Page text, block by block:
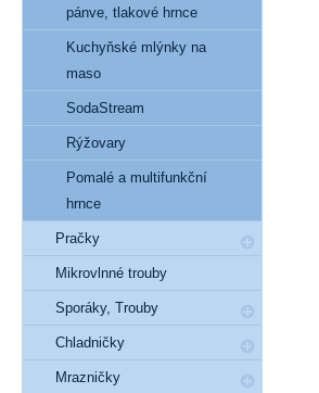
pánve, tlakové hrnce
Kuchyňské mlýnky na
maso
SodaStream
Rýžovary
Pomalé a multifunkční
hrnce
Pračky
Mikrovlnné trouby
Sporáky, Trouby
Chladničky
Mrazničky